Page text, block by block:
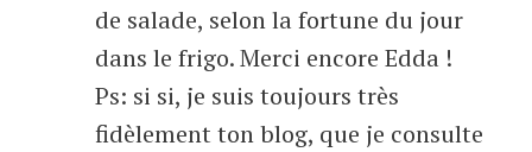
de salade, selon la fortune du jour
dans le frigo. Merci encore Edda !
Ps: si si, je suis toujours très
fidèlement ton blog, que je consulte